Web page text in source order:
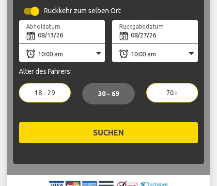
Rückkehr zum selben Ort
Abholdatum Rückgabedatum
Alter des Fahrers:
18 - 29 30 - 69 70+
SUCHEN